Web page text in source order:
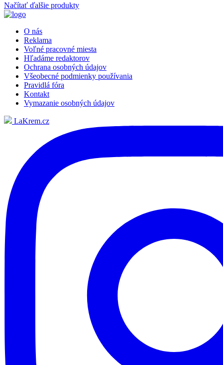
Načítať ďalšie produkty
O nás
Reklama
Voľné pracovné miesta
Hľadáme redaktorov
Ochrana osobných údajov
Všeobecné podmienky používania
Pravidlá fóra
Kontakt
Vymazanie osobných údajov
LaKrem.cz